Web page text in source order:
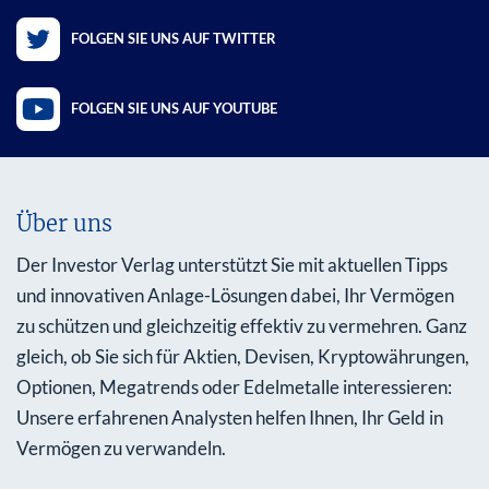
FOLGEN SIE UNS AUF TWITTER
FOLGEN SIE UNS AUF YOUTUBE
Über uns
Der Investor Verlag unterstützt Sie mit aktuellen Tipps
und innovativen Anlage-Lösungen dabei, Ihr Vermögen
zu schützen und gleichzeitig effektiv zu vermehren. Ganz
gleich, ob Sie sich für Aktien, Devisen, Kryptowährungen,
Optionen, Megatrends oder Edelmetalle interessieren:
Unsere erfahrenen Analysten helfen Ihnen, Ihr Geld in
Vermögen zu verwandeln.